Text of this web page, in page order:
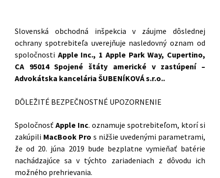
Slovenská obchodná inšpekcia v záujme dôslednej
ochrany spotrebiteľa uverejňuje nasledovný oznam od
spoločnosti Apple Inc., 1 Apple Park Way, Cupertino,
CA 95014 Spojené štáty americké v zastúpení –
Advokátska kancelária ŠUBENÍKOVÁ s.r.o..
DÔLEŽITÉ BEZPEČNOSTNÉ UPOZORNENIE
Spoločnosť Apple Inc. oznamuje spotrebiteľom, ktorí si
zakúpili MacBook Pro s nižšie uvedenými parametrami,
že od 20. júna 2019 bude bezplatne vymieňať batérie
nachádzajúce sa v týchto zariadeniach z dôvodu ich
možného prehrievania.